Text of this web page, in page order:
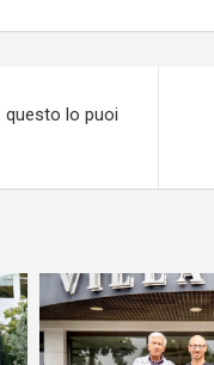
questo lo puoi